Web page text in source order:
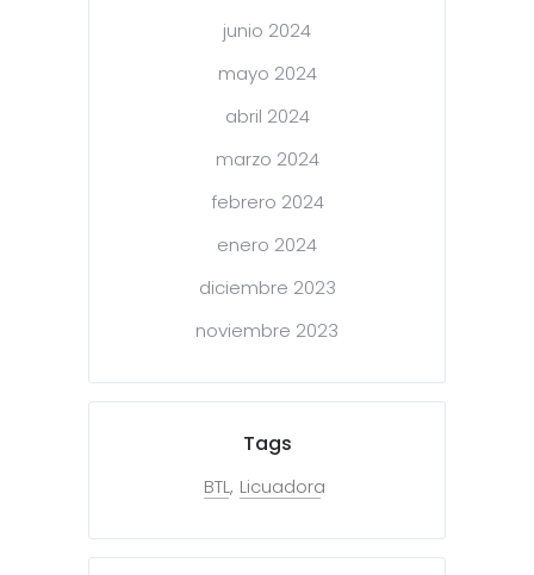
junio 2024
mayo 2024
abril 2024
marzo 2024
febrero 2024
enero 2024
diciembre 2023
noviembre 2023
Tags
BTL Licuadora